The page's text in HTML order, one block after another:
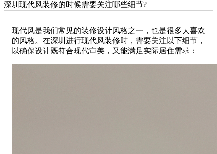
深圳现代风装修的时候需要关注哪些细节?
现代风是我们常见的装修设计风格之一，也是很多人喜欢
的风格。在深圳进行现代风装修时，需要关注以下细节，
以确保设计既符合现代审美，又能满足实际居住需求：